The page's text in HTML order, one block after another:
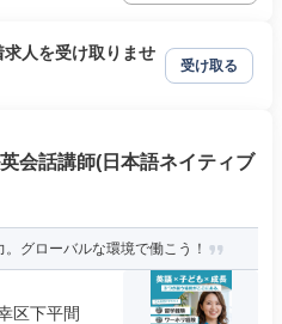
人を受け取りませ
受け取る
会話講師(日本語ネイティブ
グローバルな環境で働こう！
区下平間